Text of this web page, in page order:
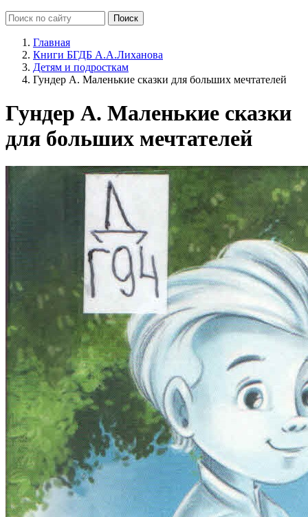
Главная
Книги БГДБ А.А.Лиханова
Детям и подросткам
Гундер А. Маленькие сказки для больших мечтателей
Гундер А. Маленькие сказки
для больших мечтателей